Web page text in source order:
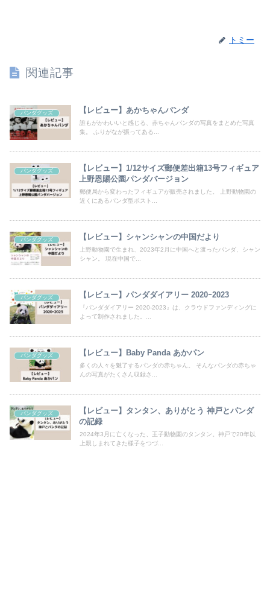
トミー
関連記事
パンダグッズ 【レビュー】あかちゃんパンダ
誰もがかわいいと感じる、赤ちゃんパンダの写真をまとめた写真
集。 ふりがなが振ってある...
パンダグッズ
【レビュー】1/12サイズ郵便差出箱13号フィギュア
上野恩賜公園パンダバージョン
郵便局から変わったフィギュアが販売されました。 上野動物園の
近くにあるパンダ型ポスト...
パンダグッズ 【レビュー】シャンシャンの中国だより
上野動物園で生まれ、2023年2月に中国へと渡ったパンダ、シャン
シャン。 現在中国で...
パンダグッズ 【レビュー】パンダダイアリー 2020ｰ2023
『パンダダイアリー 2020-2023』は、クラウドファンディングに
よって制作されました。...
パンダグッズ 【レビュー】Baby Panda あかパン
多くの人々を魅了するパンダの赤ちゃん。 そんなパンダの赤ちゃ
んの写真がたくさん収録さ...
パンダグッズ
【レビュー】タンタン、ありがとう 神戸とパンダ
の記録
2024年3月に亡くなった、王子動物園のタンタン。神戸で20年以
上親しまれてきた様子をつづ...